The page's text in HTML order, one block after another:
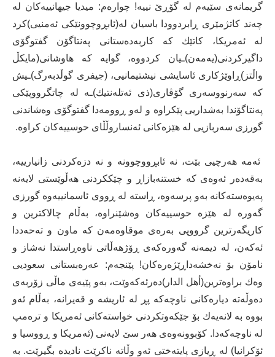
گریمانەی سێیەم لە گۆڕێ نییە! چوارەم: میدیا جیهانییەکان لە
چەند کاتژمێری ڕابردوودا باسیان لە(ئابڕوچوونێکی ئەمنیی)کرد
لە ئەمریکا، کاتێك کە کاربەدەستانی پەنتاگۆن گفتوگۆی
داگیرکردنی(یەمەن)ـیان کردووە، گوایە کە هاوشانی(مایکڵ
واڵتز)ڕاوێژکاری ئاسایشی نیشتیمانیی، (جیفری گوڵدبەرگ)ـیش
کە سەرنووسەری گۆڤاری(ذی ئەتلەنتیك)ـە لە چاتگرووپێکی
پەنتاگۆندا بەشداریی پێکراوە و لەو ڕوومەدا گفتوگۆی وەشاندنی
گورزی سەربازیی لە هێزەکانی ئەنساروڵڵای حوسییەکان کراوە.
ئەمە هەرچیی بێت، نە ئابڕووچوونە و نە دزەکردنی زانیارییە،
بەقەدەر ئەوەی کە خستنەبازاڕ و چێککردنی هەڵوێستی لایەنە
پەیوەستەکانە بەو پرسەوە، ڕاستە لە ڕووی ئاسمانییەوە گورزی
گەورە لە هێزە حوسییەکان وەشێنراوە، بەڵام چالاکترین و
کاریگەرترین گرووپی بەرەی موقاوەمەن کە ماون و تەحەددا
ئەکەن، لە دیمەنە گەورەکەی ڕۆژهەڵاتی ناوەڕاستدا نەشاز و
نامۆن بۆ نەخشەداڕێژەرەکان! پێنجەم: عەرەبستانی سعودیی
وەك براوەترین(أهل الدار)دەرئەکەوێت، بەو پێیەی ماڵی زۆربەی
دەوڵەتە دیارەکانی ناوچەکە پڕ لە ئاریشە و قەیرانە، بەڵام ئەو
بووە بە لانەیەك بۆ جێکەوتکردنی خواستەکانی ئەمریکا و ترەمپ
لە ناوچەکەدا. کۆبوونەوەی هەر سێ لایەنی (ئەمریکا و ڕووسیا و
ئۆکرانیا) لە ڕیازی پایتەختی ئەو وڵاتە ناکرێت نادیدە بگیرێت. بە